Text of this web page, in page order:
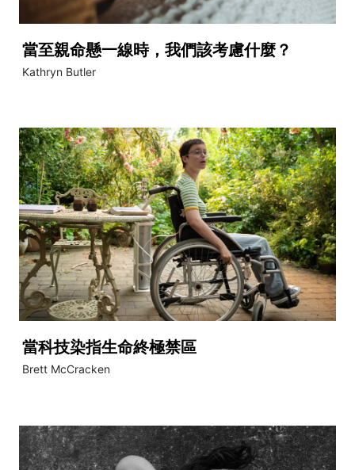
當至親命懸一線時，我們該考慮什麼？
Kathryn Butler
當科技染指生命終極禁區
Brett McCracken